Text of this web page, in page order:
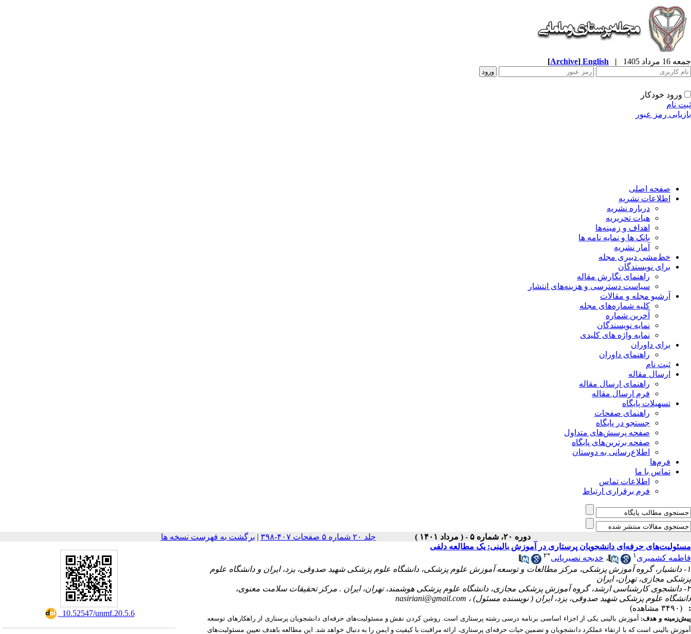
جمعه 16 مرداد 1405 |
English
[Archive]
ورود خودکار
ثبت نام
بازیابی رمز عبور
صفحه اصلی
اطلاعات نشریه
درباره نشریه
هیات تحریریه
اهداف و زمینه‌ها
بانک ها و نمایه نامه ها
آمار نشریه
خط‌مشی دبیری مجله
برای نویسندگان
راهنمای نگارش مقاله
سیاست دسترسی و هزینه‌های انتشار
آرشیو مجله و مقالات
کلیه شماره‌های مجله
آخرین شماره
نمایه نویسندگان
نمایه واژه های کلیدی
برای داوران
راهنمای داوران
ثبت نام
ارسال مقاله
راهنمای ارسال مقاله
فرم ارسال مقاله
تسهیلات پایگاه
راهنمای صفحات
جستجو در پایگاه
صفحه پرسش‌های متداول
صفحه برترین‌های پایگاه
اطلاع‌رسانی به دوستان
فرم‌ها
تماس با ما
اطلاعات تماس
فرم برقراری ارتباط
دوره ۲۰، شماره ۵ - ( مرداد ۱۴۰۱ ) جلد ۲۰ شماره ۵ صفحات ۴۰۷-۳۹۸ | برگشت به فهرست نسخه ها
‎ 10.52547/unmf.20.5.6
مسئولیت‌های حرفه‌ای دانشجویان پرستاری در آموزش بالینی: یک مطالعه دلفی
فاطمه کشمیری ۱ ، خدیجه نصیریانی*۲
۱- دانشیار، گروه آموزش پزشکی، مرکز مطالعات و توسعه آموزش علوم پزشکی، دانشگاه علوم پزشکی شهید صدوقی، یزد، ایران و دانشگاه علوم
پزشکی مجازی، تهران، ایران
۲- دانشجوی کارشناسی ارشد، گروه آموزش پزشکی مجازی، دانشگاه علوم پزشکی هوشمند، تهران، ایران . مرکز تحقیقات سلامت معنوی،
دانشگاه علوم پزشکی شهید صدوقی، یزد، ایران ( نویسنده مسئول) ، nasiriani@gmail.com
:
(۳۴۹۰ مشاهده)
پیش‌زمینه و هدف: آموزش بالینی یکی از اجزاء اساسی برنامه درسی رشته پرستاری است. روشن کردن نقش و مسئولیت‌های حرفه‌ای دانشجویان پرستاری از راهکارهای توسعه
آموزش بالینی است که با ارتقاء عملکرد دانشجویان و تضمین حیات حرفه‌ای پرستاری، ارائه مراقبت با کیفیت و ایمن را به دنبال خواهد شد. این مطالعه باهدف تعیین مسئولیت‌های